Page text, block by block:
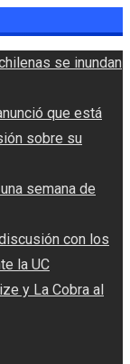
se inundan
que está
sobre su
semana de
con los
la UC
y La Cobra al